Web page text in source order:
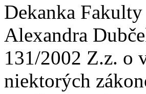
Dekanka
Alexandra
131/2002 Z.z. o
niektorých